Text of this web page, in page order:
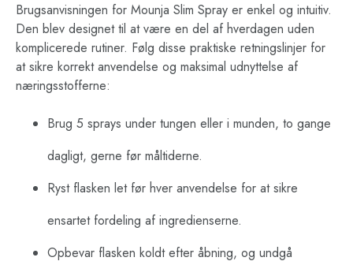
Brugsanvisningen for Mounja Slim Spray er enkel og intuitiv.
Den blev designet til at være en del af hverdagen uden
komplicerede rutiner. Følg disse praktiske retningslinjer for
at sikre korrekt anvendelse og maksimal udnyttelse af
næringsstofferne:
Brug 5 sprays under tungen eller i munden, to gange
dagligt, gerne før måltiderne.
Ryst flasken let før hver anvendelse for at sikre
ensartet fordeling af ingredienserne.
Opbevar flasken koldt efter åbning, og undgå